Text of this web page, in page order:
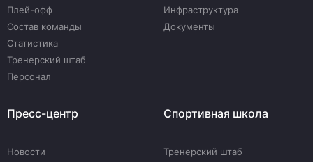
Плей-офф
Состав команды
Статистика
Тренерский штаб
Персонал
Инфраструктура
Документы
Пресс-центр
Новости
Спортивная школа
Тренерский штаб